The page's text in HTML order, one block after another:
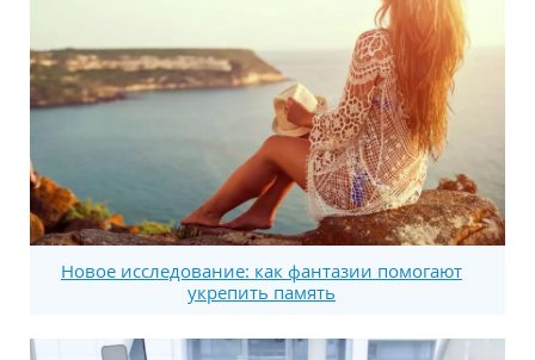
Новое исследование: как фантазии помогают
укрепить память